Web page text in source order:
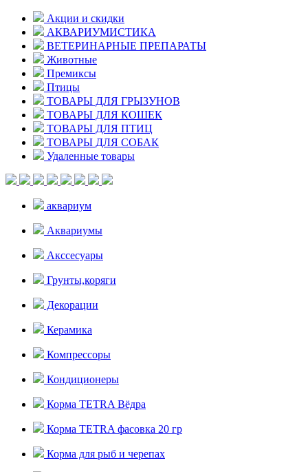
Акции и скидки
АКВАРИУМИСТИКА
ВЕТЕРИНАРНЫЕ ПРЕПАРАТЫ
Животные
Премиксы
Птицы
ТОВАРЫ ДЛЯ ГРЫЗУНОВ
ТОВАРЫ ДЛЯ КОШЕК
ТОВАРЫ ДЛЯ ПТИЦ
ТОВАРЫ ДЛЯ СОБАК
Удаленные товары
аквариум
Аквариумы
Акссесуары
Грунты,коряги
Декорации
Керамика
Компрессоры
Кондиционеры
Корма TETRA Вёдра
Корма TETRA фасовка 20 гр
Корма для рыб и черепах